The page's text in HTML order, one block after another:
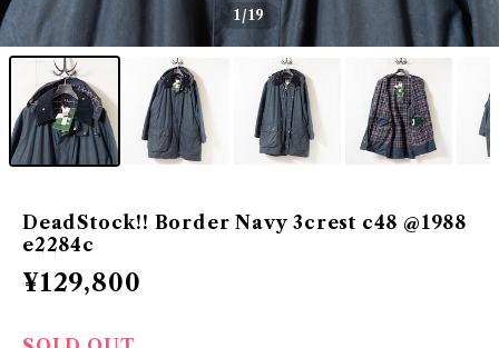
1/19
DeadStock!! Border Navy 3crest c48 @1988
e2284c
¥129,800